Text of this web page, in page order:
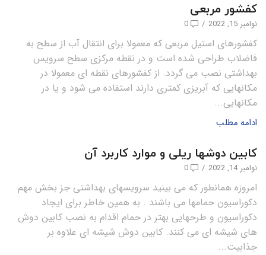
کفشور مربعی
نوامبر 15, 2022 /
0
کفشورهای استیل مربعی که معمولا برای انتقال آب از سطح به
فاضلاب طراحی شده است و در نقطه مرکزی سطح سرویس
بهداشتی نصب می گردد. از کفشورهای نقطه ای معمولا در
مکانهایی که آبریزی کمتری دارند استفاده می شود و یا در
مکانهایی...
ادامه مطلب
کابین دوشها ریلی و موارد کاربرد آن
نوامبر 14, 2022 /
0
امروزه همانطور که می بینید سرویسهای بهداشتی جز بخش مهم
دکوراسیون حمامها می باشند . به همین خاطر برای ایجاد
دکوراسیون و طرحهایی بهتر در حمام اقدام به نصب کابین دوش
های شیشه ای می کنند. کابین دوش شیشه ای علاوه بر
جذابیت...